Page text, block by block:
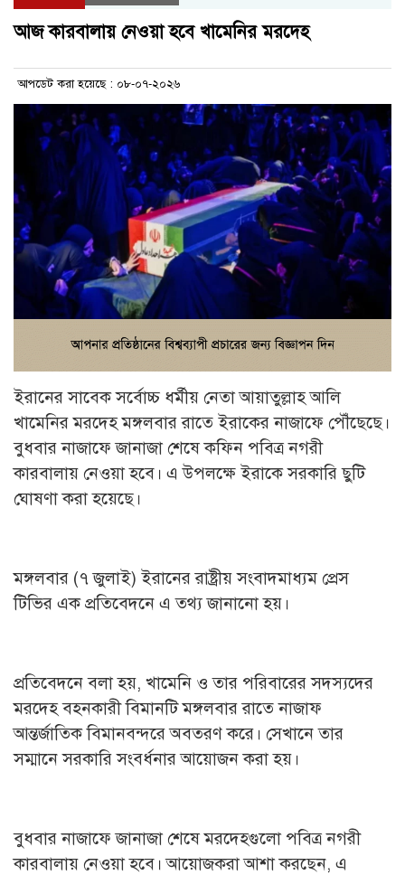
আজ কারবালায় নেওয়া হবে খামেনির মরদেহ
আপডেট করা হয়েছে : ০৮-০৭-২০২৬
ইরানের সাবেক সর্বোচ্চ ধর্মীয় নেতা আয়াতুল্লাহ আলি
খামেনির মরদেহ মঙ্গলবার রাতে ইরাকের নাজাফে পৌঁছেছে।
বুধবার নাজাফে জানাজা শেষে কফিন পবিত্র নগরী
কারবালায় নেওয়া হবে। এ উপলক্ষে ইরাকে সরকারি ছুটি
ঘোষণা করা হয়েছে।
মঙ্গলবার (৭ জুলাই) ইরানের রাষ্ট্রীয় সংবাদমাধ্যম প্রেস
টিভির এক প্রতিবেদনে এ তথ্য জানানো হয়।
প্রতিবেদনে বলা হয়, খামেনি ও তার পরিবারের সদস্যদের
মরদেহ বহনকারী বিমানটি মঙ্গলবার রাতে নাজাফ
আন্তর্জাতিক বিমানবন্দরে অবতরণ করে। সেখানে তার
সম্মানে সরকারি সংবর্ধনার আয়োজন করা হয়।
বুধবার নাজাফে জানাজা শেষে মরদেহগুলো পবিত্র নগরী
কারবালায় নেওয়া হবে। আয়োজকরা আশা করছেন, এ